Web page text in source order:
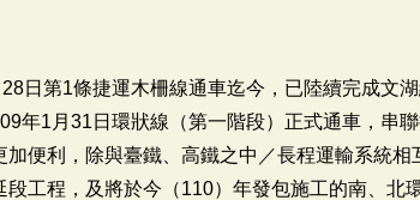
日第1條捷運木柵線通車迄今，已陸續完成文
年1月31日環狀線（第一階段）正式通車，串
便利，除與臺鐵、高鐵之中／長程運輸系統
工程，及將於今（110）年發包施工的南、北